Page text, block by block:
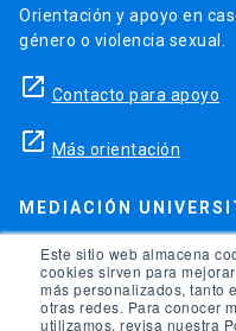
Este sitio web almacena
cookies sirven para
más personalizados, tanto
otras redes. Para conocer
utilizamos, revisa nuestra
Orientación y apoyo en
género o violencia sexual.
launch Contacto para apoyo
launch Más orientación
MEDIACIÓN
Teléfonos para
alguno de tus derechos
phone (56)95504 1691